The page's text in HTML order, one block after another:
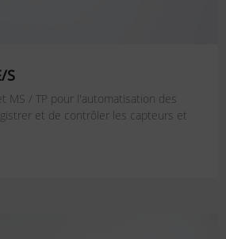
S
MS / TP pour l'automatisation des
et de contrôler les capteurs et